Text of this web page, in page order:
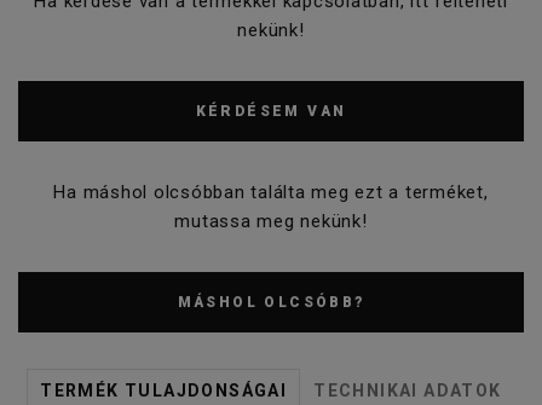
nekünk!
KÉRDÉSEM VAN
Ha máshol olcsóbban találta meg ezt a terméket,
mutassa meg nekünk!
MÁSHOL OLCSÓBB?
TERMÉK TULAJDONSÁGAI
TECHNIKAI ADATOK